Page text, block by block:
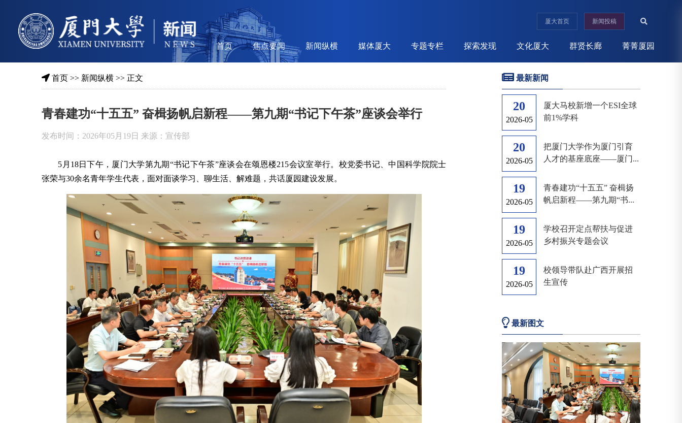
厦大首页 新闻投稿
首页 焦点要闻 新闻纵横 媒体厦大 专题专栏 探索发现 文化厦大 群贤长廊 菁菁厦园
首页 >> 新闻纵横 >> 正文
青春建功“十五五” 奋楫扬帆启新程——第九期“书记下午茶”座谈会举行
发布时间：2026年05月19日 来源：宣传部
5月18日下午，厦门大学第九期“书记下午茶”座谈会在颂恩楼215会议室举行。校党委书记、中国科学院院士
张荣与30余名青年学生代表，面对面谈学习、聊生活、解难题，共话厦园建设发展。
最新新闻
20
2026-05
厦大马校新增一个ESI全球
前1%学科
20
2026-05
把厦门大学作为厦门引育
人才的基座底座——厦门...
19
2026-05
青春建功“十五五” 奋楫扬
帆启新程——第九期“书...
19
2026-05
学校召开定点帮扶与促进
乡村振兴专题会议
19
2026-05
校领导带队赴广西开展招
生宣传
最新图文